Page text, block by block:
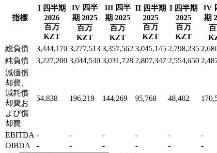
指標
I 四半期
2026
百万
KZT
IV 四半
期 2025
百万
KZT
III 四半
期 2025
百万
KZT
II 四半期
2025
百万
KZT
I 四半期
2025
百万
KZT
IV
期
総負債
3,444,170 3,277,513 3,357,562 3,045,145 2,798,235
純負債
3,227,200 3,044,540 3,031,728 2,807,347 2,554,650
減価償
却費、
減耗償
却費お
よび償
却費
54,838 196,219 144,269 95,768 48,402
EBITDA - - - - -
-
OIBDA
- - - - -
-